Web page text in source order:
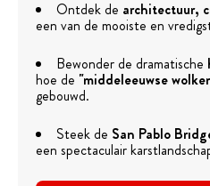
Ontdek de architectuur,
een van de mooiste en
Bewonder de dramatische
hoe de "middeleeuwse
gebouwd.
Steek de San Pablo
een spectaculair